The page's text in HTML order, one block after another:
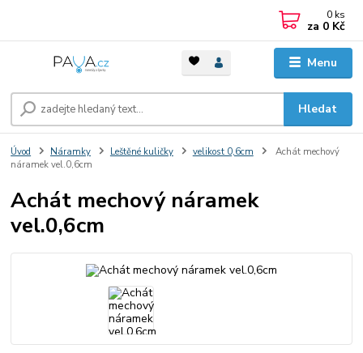
Menu
Hledat
0 ks
za 0 Kč
Úvod Náramky Leštěné kuličky velikost 0,6cm
Achát mechový
náramek vel.0,6cm
Achát mechový náramek
vel.0,6cm